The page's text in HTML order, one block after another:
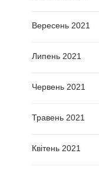
Вересень 2021
Липень 2021
Червень 2021
Травень 2021
Квітень 2021